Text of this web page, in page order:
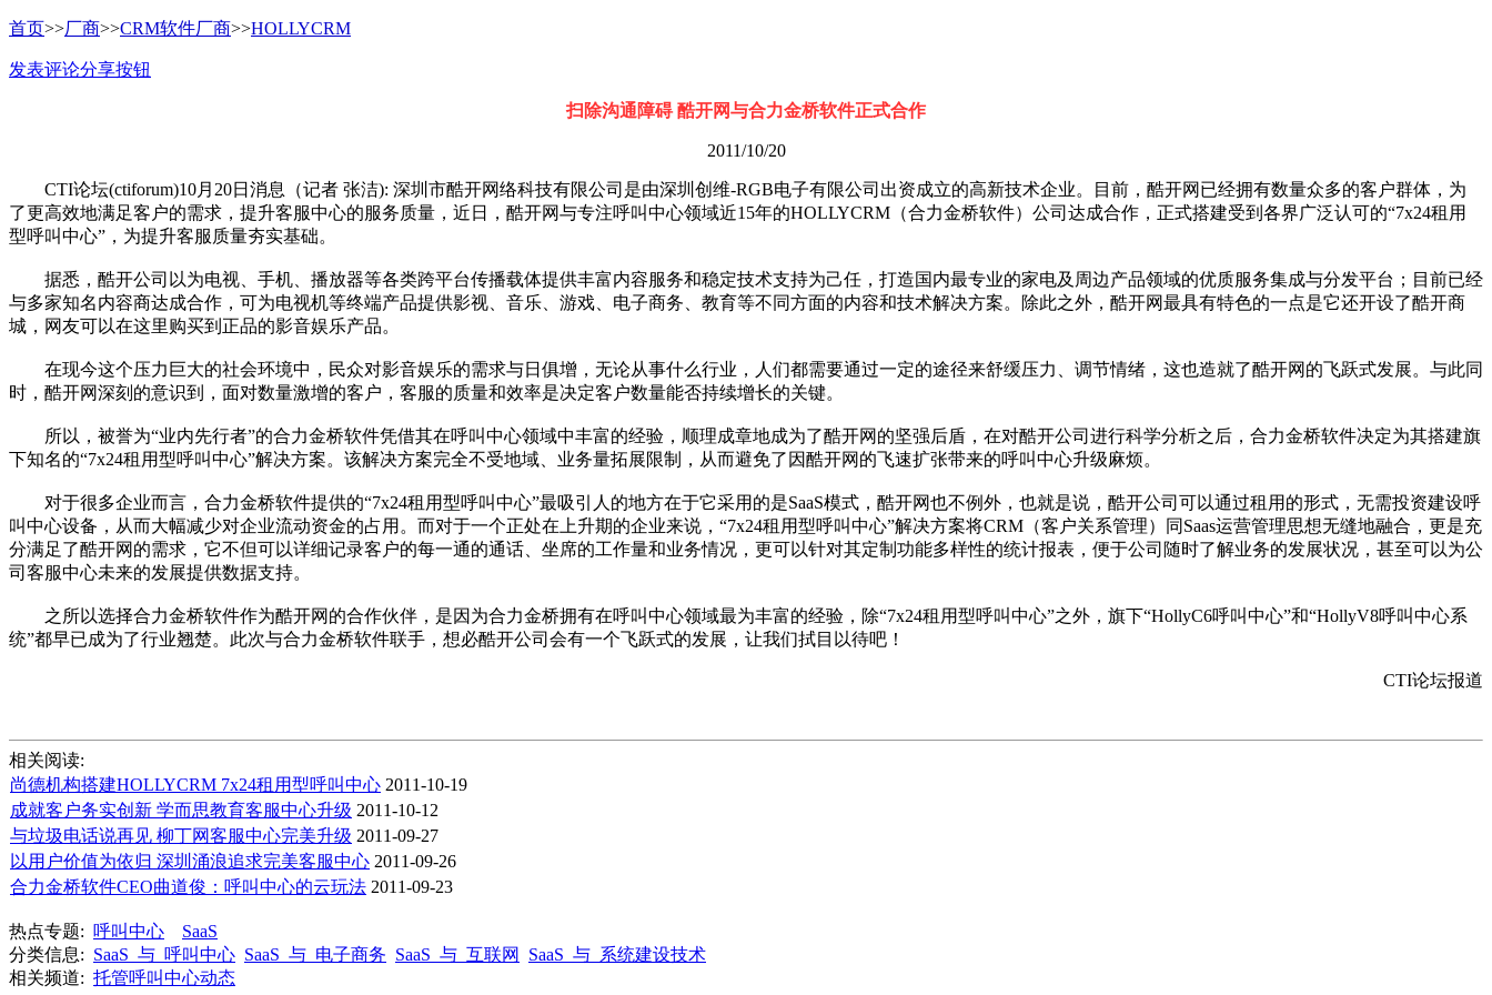
首页>>厂商>>CRM软件厂商>>HOLLYCRM
发表评论分享按钮
扫除沟通障碍 酷开网与合力金桥软件正式合作
2011/10/20
CTI论坛(ctiforum)10月20日消息（记者 张洁): 深圳市酷开网络科技有限公司是由深圳创维-RGB电子有限公司出资成立的高新技术企业。目前，酷开网已经拥有数量众多的客户群体，为
了更高效地满足客户的需求，提升客服中心的服务质量，近日，酷开网与专注呼叫中心领域近15年的HOLLYCRM（合力金桥软件）公司达成合作，正式搭建受到各界广泛认可的“7x24租用
型呼叫中心”，为提升客服质量夯实基础。
据悉，酷开公司以为电视、手机、播放器等各类跨平台传播载体提供丰富内容服务和稳定技术支持为己任，打造国内最专业的家电及周边产品领域的优质服务集成与分发平台；目前已经
与多家知名内容商达成合作，可为电视机等终端产品提供影视、音乐、游戏、电子商务、教育等不同方面的内容和技术解决方案。除此之外，酷开网最具有特色的一点是它还开设了酷开商
城，网友可以在这里购买到正品的影音娱乐产品。
在现今这个压力巨大的社会环境中，民众对影音娱乐的需求与日俱增，无论从事什么行业，人们都需要通过一定的途径来舒缓压力、调节情绪，这也造就了酷开网的飞跃式发展。与此同
时，酷开网深刻的意识到，面对数量激增的客户，客服的质量和效率是决定客户数量能否持续增长的关键。
所以，被誉为“业内先行者”的合力金桥软件凭借其在呼叫中心领域中丰富的经验，顺理成章地成为了酷开网的坚强后盾，在对酷开公司进行科学分析之后，合力金桥软件决定为其搭建旗
下知名的“7x24租用型呼叫中心”解决方案。该解决方案完全不受地域、业务量拓展限制，从而避免了因酷开网的飞速扩张带来的呼叫中心升级麻烦。
对于很多企业而言，合力金桥软件提供的“7x24租用型呼叫中心”最吸引人的地方在于它采用的是SaaS模式，酷开网也不例外，也就是说，酷开公司可以通过租用的形式，无需投资建设呼
叫中心设备，从而大幅减少对企业流动资金的占用。而对于一个正处在上升期的企业来说，“7x24租用型呼叫中心”解决方案将CRM（客户关系管理）同Saas运营管理思想无缝地融合，更是充
分满足了酷开网的需求，它不但可以详细记录客户的每一通的通话、坐席的工作量和业务情况，更可以针对其定制功能多样性的统计报表，便于公司随时了解业务的发展状况，甚至可以为公
司客服中心未来的发展提供数据支持。
之所以选择合力金桥软件作为酷开网的合作伙伴，是因为合力金桥拥有在呼叫中心领域最为丰富的经验，除“7x24租用型呼叫中心”之外，旗下“HollyC6呼叫中心”和“HollyV8呼叫中心系
统”都早已成为了行业翘楚。此次与合力金桥软件联手，想必酷开公司会有一个飞跃式的发展，让我们拭目以待吧！
CTI论坛报道
相关阅读:
尚德机构搭建HOLLYCRM 7x24租用型呼叫中心 2011-10-19
成就客户务实创新 学而思教育客服中心升级 2011-10-12
与垃圾电话说再见 柳丁网客服中心完美升级 2011-09-27
以用户价值为依归 深圳涌浪追求完美客服中心 2011-09-26
合力金桥软件CEO曲道俊：呼叫中心的云玩法 2011-09-23
热点专题: 呼叫中心
SaaS
分类信息: SaaS_与_呼叫中心 SaaS_与_电子商务 SaaS_与_互联网
SaaS_与_系统建设技术
相关频道: 托管呼叫中心动态